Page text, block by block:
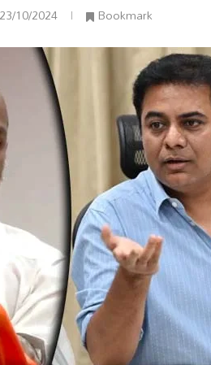
23/10/2024 Bookmark